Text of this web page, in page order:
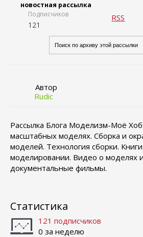
новостная рассылка
Подписчиков
121
RSS
Автор
Rudic
Рассылка Блога Моделизм-Моё
масштабных моделях. Сборка и
моделей. Технология сборки.
моделировании. Видео о моделях
документальные фильмы.
Статистика
121 подписчиков
0 за неделю